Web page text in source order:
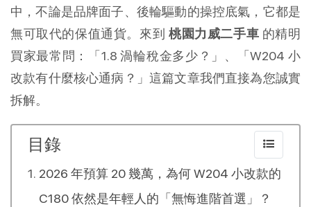
中，不論是品牌面子、後輪驅動的操控底氣，它都是
無可取代的保值通貨。來到 桃園力威二手車 的精明
買家最常問：「1.8 渦輪稅金多少？」、「W204 小
改款有什麼核心通病？」這篇文章我們直接為您誠實
拆解。
目錄
2026 年預算 20 幾萬，為何 W204 小改款的
C180 依然是年輕人的「無悔進階首選」？